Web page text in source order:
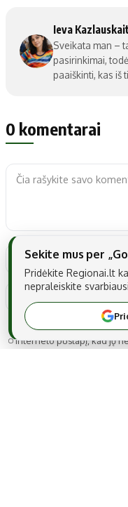
Ieva
Sveikata man –
pasirinkimai,
paaiškinti, kas iš
0 komentarai
Noriu savo interneto
interneto puslapį, kad jų
Sekite mus per
Pridėkite Regionai.lt
nepraleiskite